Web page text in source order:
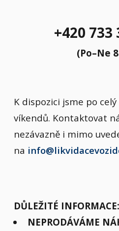
+420 733
(Po–Ne
K dispozici jsme po
víkendů. Kontaktovat
nezávazně i mimo
na
DŮLEŽITÉ INFORMACE:
NEPRODÁVÁME